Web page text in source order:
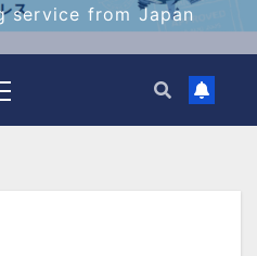
service from Japan